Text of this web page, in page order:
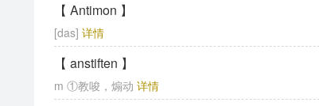
【 Antimon 】
[das]详情
【 anstiften 】
m ①教唆，煽动详情